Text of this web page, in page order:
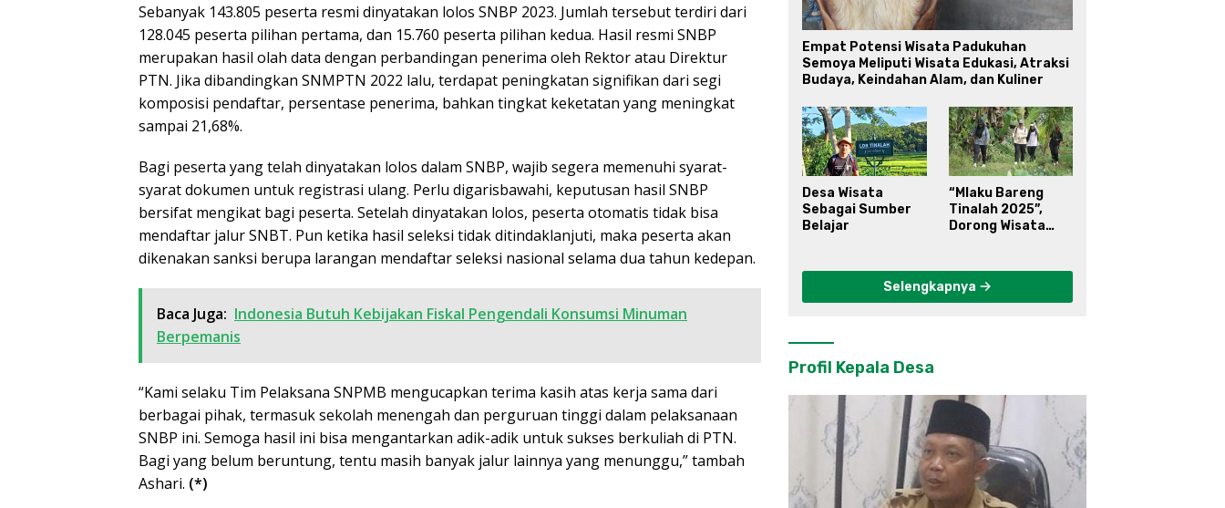
Sebanyak 143.805 peserta resmi dinyatakan lolos SNBP 2023. Jumlah tersebut terdiri dari
128.045 peserta pilihan pertama, dan 15.760 peserta pilihan kedua. Hasil resmi SNBP
merupakan hasil olah data dengan perbandingan penerima oleh Rektor atau Direktur
PTN. Jika dibandingkan SNMPTN 2022 lalu, terdapat peningkatan signifikan dari segi
komposisi pendaftar, persentase penerima, bahkan tingkat keketatan yang meningkat
sampai 21,68%.
Bagi peserta yang telah dinyatakan lolos dalam SNBP, wajib segera memenuhi syarat-
syarat dokumen untuk registrasi ulang. Perlu digarisbawahi, keputusan hasil SNBP
bersifat mengikat bagi peserta. Setelah dinyatakan lolos, peserta otomatis tidak bisa
mendaftar jalur SNBT. Pun ketika hasil seleksi tidak ditindaklanjuti, maka peserta akan
dikenakan sanksi berupa larangan mendaftar seleksi nasional selama dua tahun kedepan.
Baca Juga: Indonesia Butuh Kebijakan Fiskal Pengendali Konsumsi Minuman
Berpemanis
“Kami selaku Tim Pelaksana SNPMB mengucapkan terima kasih atas kerja sama dari
berbagai pihak, termasuk sekolah menengah dan perguruan tinggi dalam pelaksanaan
SNBP ini. Semoga hasil ini bisa mengantarkan adik-adik untuk sukses berkuliah di PTN.
Bagi yang belum beruntung, tentu masih banyak jalur lainnya yang menunggu,” tambah
Ashari. (*)
Empat Potensi Wisata Padukuhan
Semoya Meliputi Wisata Edukasi, Atraksi
Budaya, Keindahan Alam, dan Kuliner
Desa Wisata
Sebagai Sumber
Belajar
“Mlaku Bareng
Tinalah 2025”,
Dorong Wisata
Selengkapnya
Profil Kepala Desa